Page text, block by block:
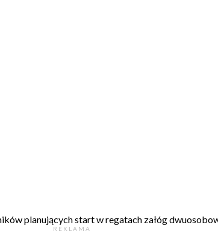
planujących start w regatach załóg
R E K L A M A